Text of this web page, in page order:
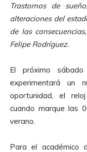
Trastornos de
alteraciones del
de las
Felipe Rodríguez.
El próximo
experimentará un
oportunidad, el
cuando marque las
verano.
Para el académico